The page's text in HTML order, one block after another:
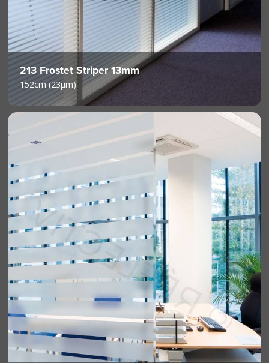
213 Frostet Striper 13mm
152cm (23µm)